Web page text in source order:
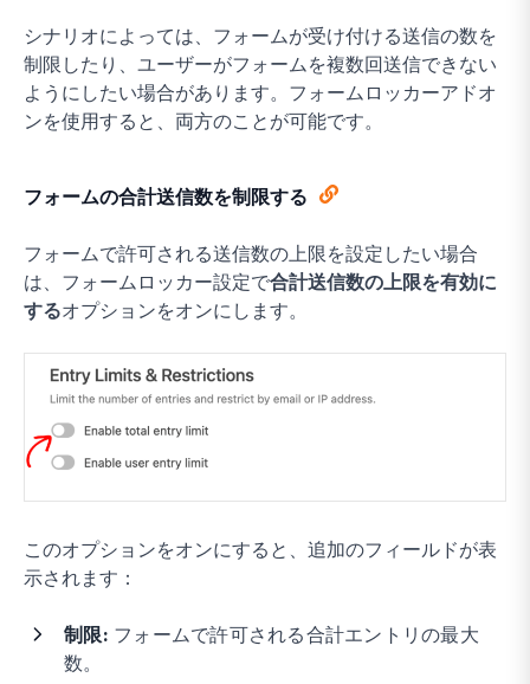
シナリオによっては、フォームが受け付ける送信の数を
制限したり、ユーザーがフォームを複数回送信できない
ようにしたい場合があります。フォームロッカーアドオ
ンを使用すると、両方のことが可能です。
フォームの合計送信数を制限する
フォームで許可される送信数の上限を設定したい場合
は、フォームロッカー設定で合計送信数の上限を有効に
するオプションをオンにします。
このオプションをオンにすると、追加のフィールドが表
示されます：
制限: フォームで許可される合計エントリの最大
数。